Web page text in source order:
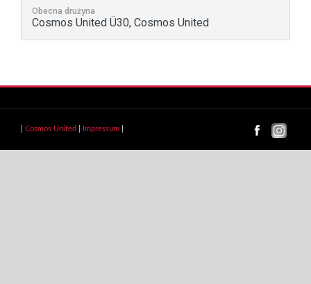
Obecna drużyna
Cosmos United Ü30, Cosmos United
Cosmos United Impressum